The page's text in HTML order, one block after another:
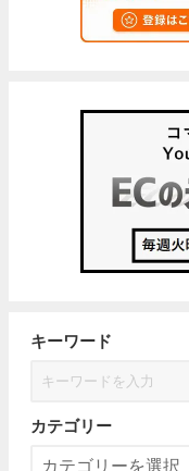
キーワード
カテゴリー